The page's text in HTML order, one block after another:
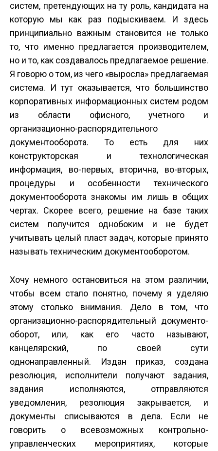
систем, претендующих на ту роль, кандидата на
которую мы как раз подыскиваем. И здесь
принципиально важным становится не только
то, что именно предлагается производителем,
но и то, как создавалось предлагаемое решение.
Я говорю о том, из чего «выросла» предлагаемая
система. И тут оказывается, что большинство
корпоративных информационных систем родом
из области офисного, учетного и
организационно-распорядительного
документооборота. То есть для них
конструкторская и технологическая
информация, во-первых, вторична, во-вторых,
процедуры и особенности технического
документо­оборота знакомы им лишь в общих
чертах. Скорее всего, решение на базе таких
систем получится однобоким и не будет
учитывать целый пласт задач, которые принято
называть техническим документооборотом.
Хочу немного остановиться на этом различии,
чтобы всем стало понятно, почему я уделяю
этому столько внимания. Дело в том, что
организационно-распорядительный документо­
оборот, или, как его часто называют,
канцелярский, по своей сути
однонаправленный. Издан приказ, создана
резолюция, исполнители получают задания,
задания исполняются, отправляются
уведомления, резолюция закрывается, и
документы списываются в дела. Если не
говорить о всевозможных контрольно-
управленческих мероприятиях, которые